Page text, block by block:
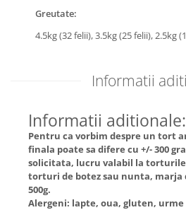
Greutate:
4.5kg (32 felii),3.5kg (25 felii),2.5kg
Informatii
Informatii aditionale:
Pentru ca vorbim despre un tort
finala poate sa difere cu +/- 300
solicitata, lucru valabil la
torturi de botez sau nunta, marja
500g.
Alergeni: lapte, oua, gluten, urme